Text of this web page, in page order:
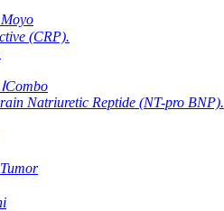
(CRP).
Natriuretic Reptide (NT-pro BNP).